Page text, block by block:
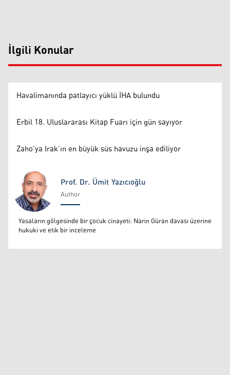
İlgili Konular
Havalimanında patlayıcı yüklü İHA bulundu
Erbil 18. Uluslararası Kitap Fuarı için gün sayıyor
Zaho’ya Irak’ın en büyük süs havuzu inşa ediliyor
Prof. Dr. Ümit Yazıcıoğlu
Prof. Dr. Ümit Yazıcıoğlu
Author
Yasaların gölgesinde bir çocuk cinayeti: Narin Güran davası üzerine
hukuki ve etik bir inceleme